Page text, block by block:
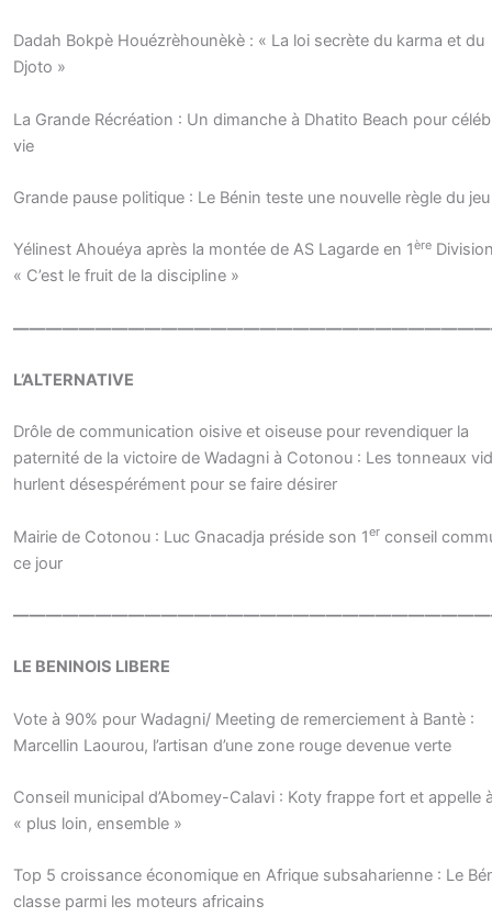
Dadah Bokpè Houézrèhounèkè : « La loi secrète du karma et du
Djoto »
La Grande Récréation : Un dimanche à Dhatito Beach pour
vie
Grande pause politique : Le Bénin teste une nouvelle règle du jeu
Yélinest Ahouéya après la montée de AS Lagarde en 1ère
« C’est le fruit de la discipline »
L’ALTERNATIVE
Drôle de communication oisive et oiseuse pour revendiquer la
paternité de la victoire de Wadagni à Cotonou : Les tonneaux
hurlent désespérément pour se faire désirer
Mairie de Cotonou : Luc Gnacadja préside son 1er conseil
ce jour
LE BENINOIS LIBERE
Vote à 90% pour Wadagni/ Meeting de remerciement à Bantè :
Marcellin Laourou, l’artisan d’une zone rouge devenue verte
Conseil municipal d’Abomey-Calavi : Koty frappe fort et appelle
« plus loin, ensemble »
Top 5 croissance économique en Afrique subsaharienne : Le
classe parmi les moteurs africains